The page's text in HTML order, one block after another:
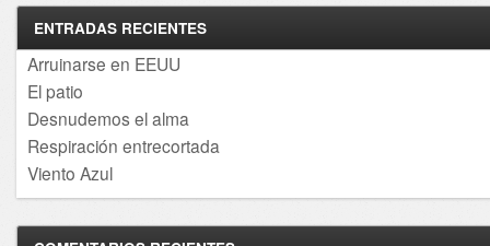
ENTRADAS RECIENTES
Arruinarse en EEUU
El patio
Desnudemos el alma
Respiración entrecortada
Viento Azul